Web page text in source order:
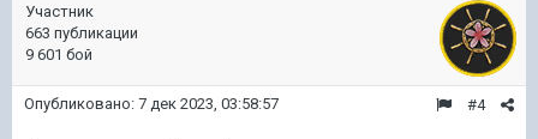
Участник
663 публикации
9 601 бой
#4
Опубликовано: 7 дек 2023, 03:58:57